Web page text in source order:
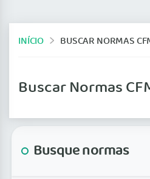
INÍCIO BUSCAR NORMAS CFM
Buscar Normas
Busque normas